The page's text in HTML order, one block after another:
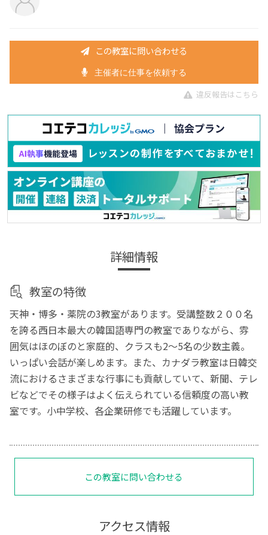
この教室に問い合わせる
主催者に仕事を依頼する
違反報告はこちら
詳細情報
教室の特徴
天神・博多・薬院の3教室があります。受講整数２００名
を誇る西日本最大の韓国語専門の教室でありながら、雰
囲気はほのぼのと家庭的、クラスも2～5名の少数主義。
いっぱい会話が楽しめます。また、カナダラ教室は日韓交
流におけるさまざまな行事にも貢献していて、新聞、テレ
ビなどでその様子はよく伝えられている信頼度の高い教
室です。小中学校、各企業研修でも活躍しています。
この教室に問い合わせる
アクセス情報